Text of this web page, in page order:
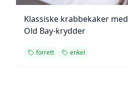
Klassiske krabbekaker med
Old Bay-krydder
forrett enkel